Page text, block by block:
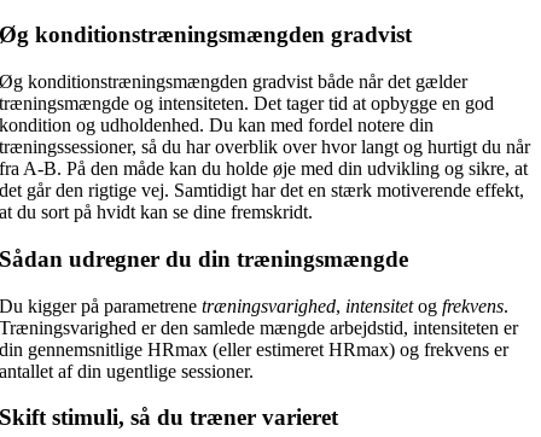
Øg konditionstræningsmængden gradvist
Øg konditionstræningsmængden gradvist både når det gælder
træningsmængde og intensiteten. Det tager tid at opbygge en god
kondition og udholdenhed. Du kan med fordel notere din
træningssessioner, så du har overblik over hvor langt og hurtigt du når
fra A-B. På den måde kan du holde øje med din udvikling og sikre, at
det går den rigtige vej. Samtidigt har det en stærk motiverende effekt,
at du sort på hvidt kan se dine fremskridt.
Sådan udregner du din træningsmængde
Du kigger på parametrenetræningsvarighed, intensitetogfrekvens.
Træningsvarighed er den samlede mængde arbejdstid, intensiteten er
din gennemsnitlige HRmax (eller estimeret HRmax) og frekvens er
antallet af din ugentlige sessioner.
Skift stimuli, så du træner varieret